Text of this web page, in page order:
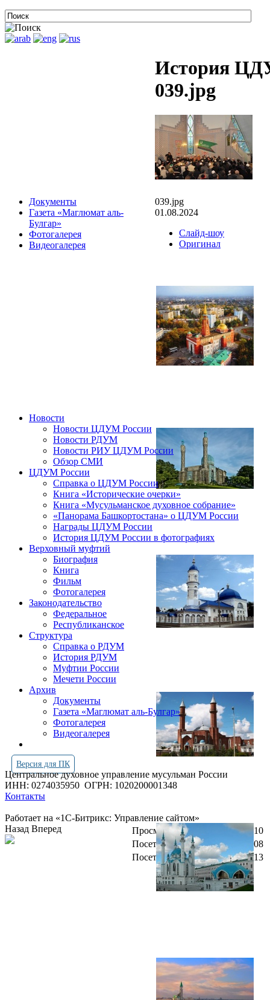
Документы
Газета «Маглюмат аль-
Булгар»
Фотогалерея
Видеогалерея
История
039.jpg
039.jpg
01.08.2024
Слайд-шоу
Оригинал
Новости
Новости ЦДУМ России
Новости РДУМ
Новости РИУ ЦДУМ России
Обзор СМИ
ЦДУМ России
Справка о ЦДУМ России
Книга «Исторические очерки»
Книга «Мусульманское духовное собрание»
«Панорама Башкортостана» о ЦДУМ России
Награды ЦДУМ России
История ЦДУМ России в фотографиях
Верховный муфтий
Биография
Книга
Фильм
Фотогалерея
Законодательство
Федеральное
Республиканское
Структура
Справка о РДУМ
История РДУМ
Муфтии России
Мечети России
Архив
Документы
Газета «Маглюмат аль-Булгар»
Фотогалерея
Видеогалерея
Версия для ПК
Центральное духовное управление мусульман России
ИНН: 0274035950 ОГРН: 1020200001348
Контакты
Работает на «1С-Битрикс: Управление сайтом»
Просмотров всего:
4249210
Посетителей сегодня:
6508
Посетителей в онлайн:
13
Назад Вперед